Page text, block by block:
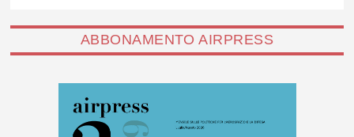
ABBONAMENTO AIRPRESS